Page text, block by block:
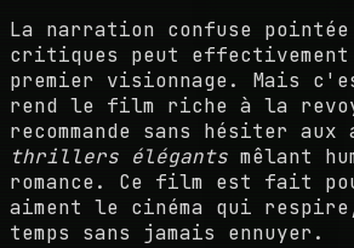
La narration confuse
critiques peut effectivement
premier visionnage. Mais
rend le film riche à la
recommande sans hésiter aux
thrillers élégants mêlant
romance. Ce film est fait
aiment le cinéma qui
temps sans jamais ennuyer.